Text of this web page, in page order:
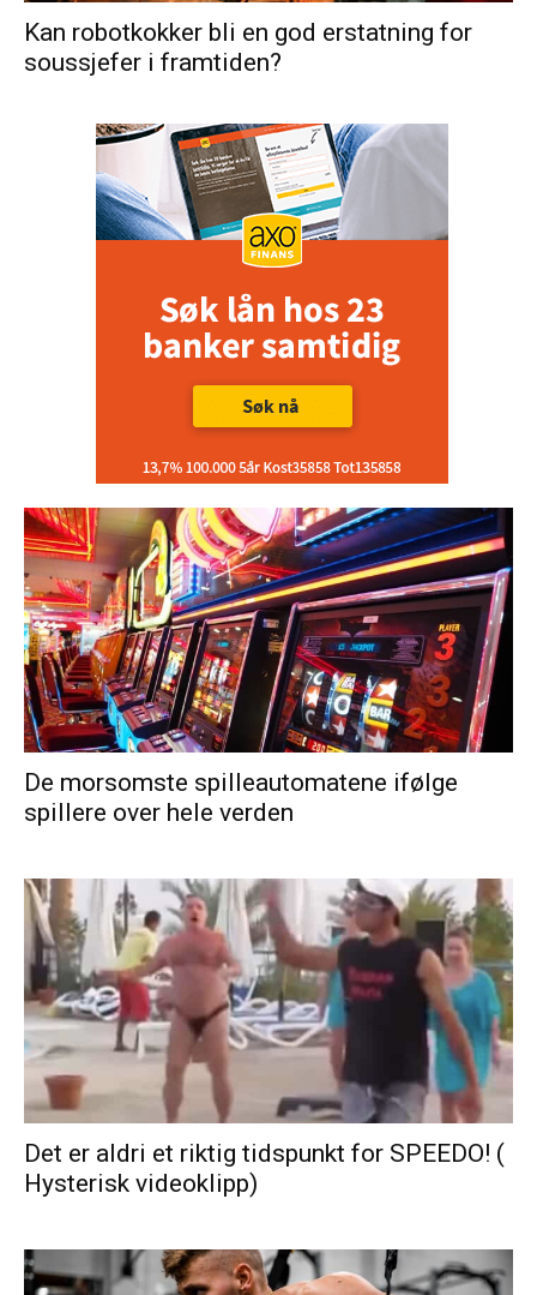
Kan robotkokker bli en god erstatning for
soussjefer i framtiden?
De morsomste spilleautomatene ifølge
spillere over hele verden
Det er aldri et riktig tidspunkt for SPEEDO! (
Hysterisk videoklipp)